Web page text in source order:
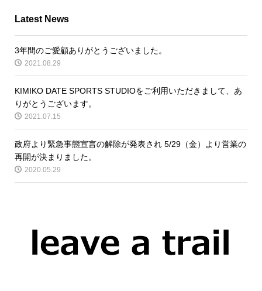
Latest News
3年間のご愛顧ありがとうございました。
2021.08.29
KIMIKO DATE SPORTS STUDIOをご利用いただきまして、あ
りがとうございます。
2021.07.15
政府より緊急事態宣言の解除が発表され 5/29（金）より営業の
再開が決まりました。
2020.05.29